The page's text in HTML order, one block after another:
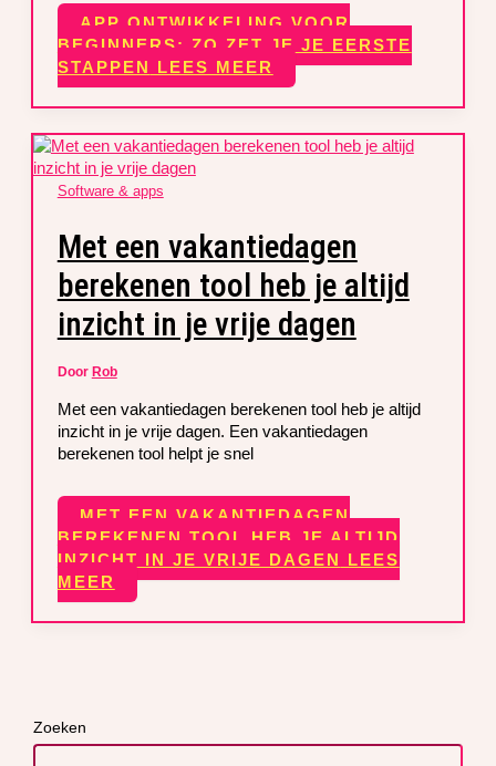
APP ONTWIKKELING VOOR
BEGINNERS: ZO ZET JE JE EERSTE
STAPPEN
LEES MEER
Software & apps
Met een vakantiedagen
berekenen tool heb je altijd
inzicht in je vrije dagen
Door Rob
Met een vakantiedagen berekenen tool heb je altijd
inzicht in je vrije dagen. Een vakantiedagen
berekenen tool helpt je snel
MET EEN VAKANTIEDAGEN
BEREKENEN TOOL HEB JE ALTIJD
INZICHT IN JE VRIJE DAGEN
LEES
MEER
Zoeken